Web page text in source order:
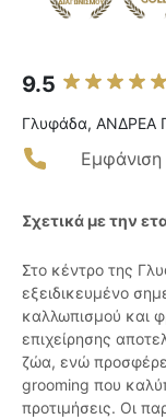
9.5
Γλυφάδα, ΑΝΔΡΕΑ
Σχετικά με την
Στο κέντρο της
εξειδικευμένο
καλλωπισμού και
επιχείρησης
ζώα, ενώ
grooming που
προτιμήσεις. Οι